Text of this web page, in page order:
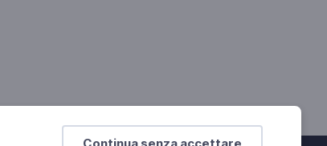
Continua senza accettare